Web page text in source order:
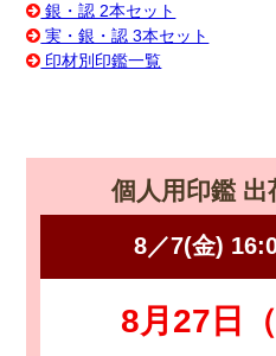
銀・認 2本セット
実・銀・認 3本セット
印材別印鑑一覧
個人用印鑑